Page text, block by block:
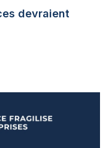
devraient